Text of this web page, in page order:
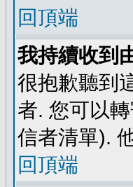
回頂端
我持續收到
很抱歉聽到
者. 您可以
信者清單).
回頂端